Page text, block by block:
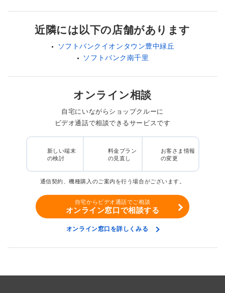
近隣には以下の店舗があります
ソフトバンクイオンタウン豊中緑丘
ソフトバンク南千里
オンライン相談
自宅にいながらショップクルーに
ビデオ通話で相談できるサービスです
新しい端末
の検討
料金プラン
の見直し
お客さま情報
の変更
通信契約、機種購入のご案内を行う場合がございます。
自宅からビデオ通話でご相談
オンライン窓口で相談する
オンライン窓口を詳しくみる